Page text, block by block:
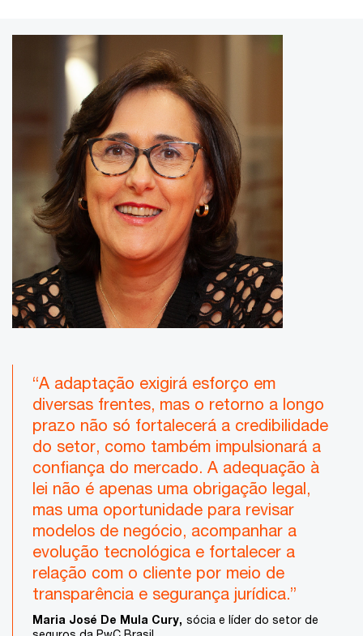
“A adaptação exigirá esforço em
diversas frentes, mas o retorno a longo
prazo não só fortalecerá a credibilidade
do setor, como também impulsionará a
confiança do mercado. A adequação à
lei não é apenas uma obrigação legal,
mas uma oportunidade para revisar
modelos de negócio, acompanhar a
evolução tecnológica e fortalecer a
relação com o cliente por meio de
transparência e segurança jurídica.”
Maria José De Mula Cury, sócia e líder do setor de